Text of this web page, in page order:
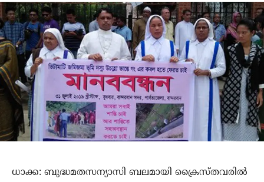
ധാക്ക: ബുദ്ധമതസന്യാസി ബലമായി ക്രൈസ്തവരില്‍